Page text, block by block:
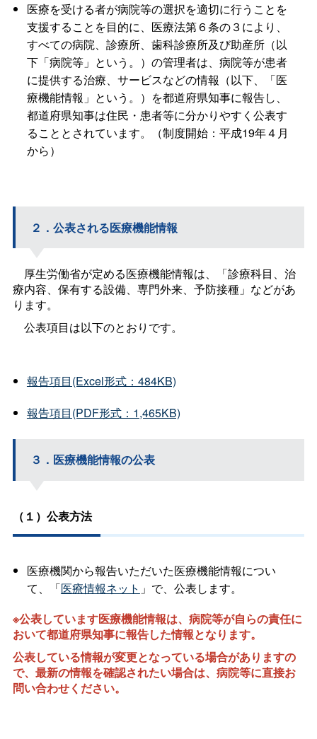
医療を受ける者が病院等の選択を適切に行うことを
支援することを目的に、医療法第６条の３により、
すべての病院、診療所、歯科診療所及び助産所（以
下「病院等」という。）の管理者は、病院等が患者
に提供する治療、サービスなどの情報（以下、「医
療機能情報」という。）を都道府県知事に報告し、
都道府県知事は住民・患者等に分かりやすく公表す
ることとされています。（制度開始：平成19年４月
から）
２．公表される医療機能情報
厚生労働省が定める医療機能情報は、「診療科目、治
療内容、保有する設備、専門外来、予防接種」などがあ
ります。
公表項目は以下のとおりです。
報告項目(Excel形式：484KB)
報告項目(PDF形式：1,465KB)
３．医療機能情報の公表
（１）公表方法
医療機関から報告いただいた医療機能情報につい
て、「医療情報ネット 」で、公表します。
※公表しています医療機能情報は、病院等が自らの責任に
おいて都道府県知事に報告した情報となります。
公表している情報が変更となっている場合がありますの
で、最新の情報を確認されたい場合は、病院等に直接お
問い合わせください。